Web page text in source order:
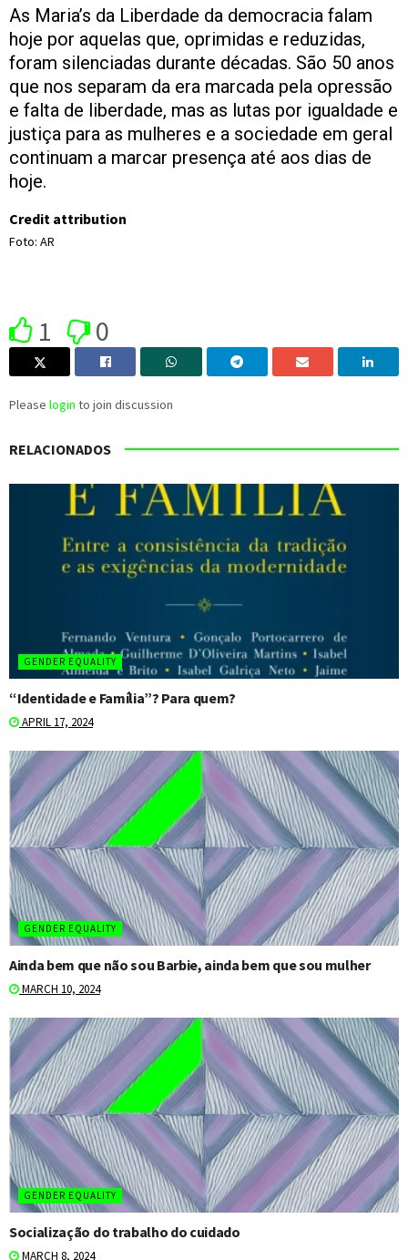
As Maria’s da Liberdade da democracia falam
hoje por aquelas que, oprimidas e reduzidas,
foram silenciadas durante décadas. São 50 anos
que nos separam da era marcada pela opressão
e falta de liberdade, mas as lutas por igualdade e
justiça para as mulheres e a sociedade em geral
continuam a marcar presença até aos dias de
hoje.
Credit attribution
Foto: AR
1 0
Please login to join discussion
RELACIONADOS
GENDER EQUALITY
“Identidade e Família”? Para quem?
APRIL 17, 2024
GENDER EQUALITY
Ainda bem que não sou Barbie, ainda bem que sou mulher
MARCH 10, 2024
GENDER EQUALITY
Socialização do trabalho do cuidado
MARCH 8, 2024